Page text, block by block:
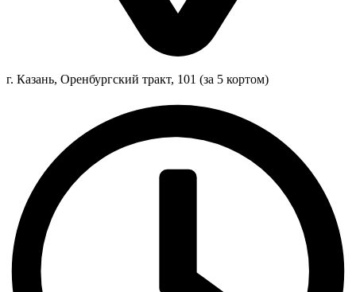
г. Казань, Оренбургский тракт, 101 (за 5 кортом)